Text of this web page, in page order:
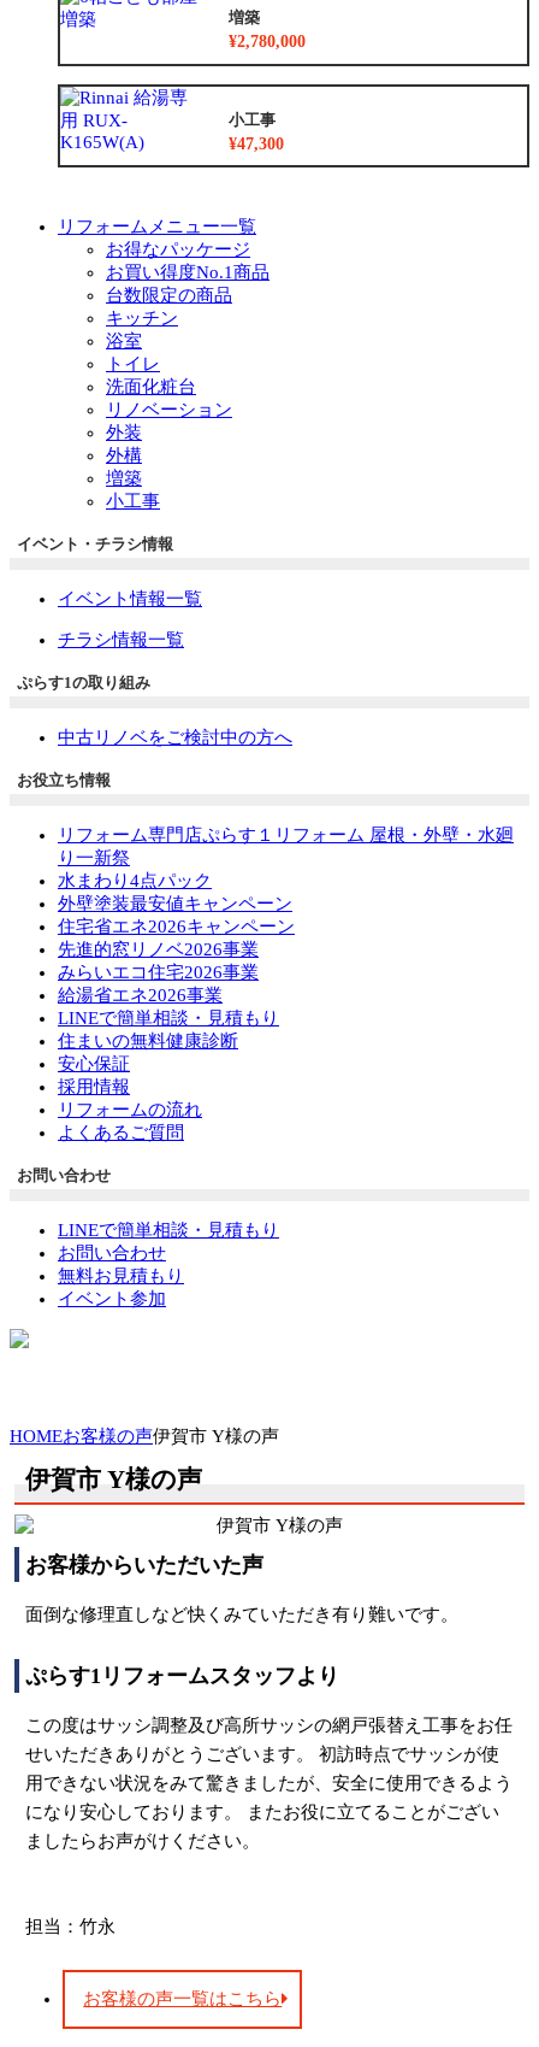
増築
¥2,780,000
小工事
¥47,300
リフォームメニュー一覧
お得なパッケージ
お買い得度No.1商品
台数限定の商品
キッチン
浴室
トイレ
洗面化粧台
リノベーション
外装
外構
増築
小工事
イベント・チラシ情報
イベント情報一覧
チラシ情報一覧
ぷらす1の取り組み
中古リノベをご検討中の方へ
お役立ち情報
リフォーム専門店ぷらす１リフォーム 屋根・外壁・水廻
り一新祭
水まわり4点パック
外壁塗装最安値キャンペーン
住宅省エネ2026キャンペーン
先進的窓リノベ2026事業
みらいエコ住宅2026事業
給湯省エネ2026事業
LINEで簡単相談・見積もり
住まいの無料健康診断
安心保証
採用情報
リフォームの流れ
よくあるご質問
お問い合わせ
LINEで簡単相談・見積もり
お問い合わせ
無料お見積もり
イベント参加
HOMEお客様の声伊賀市 Y様の声
伊賀市 Y様の声
お客様からいただいた声
面倒な修理直しなど快くみていただき有り難いです。
ぷらす1リフォームスタッフより
この度はサッシ調整及び高所サッシの網戸張替え工事をお任
せいただきありがとうございます。 初訪時点でサッシが使
用できない状況をみて驚きましたが、安全に使用できるよう
になり安心しております。 またお役に立てることがござい
ましたらお声がけください。
担当：竹永
お客様の声一覧はこちら